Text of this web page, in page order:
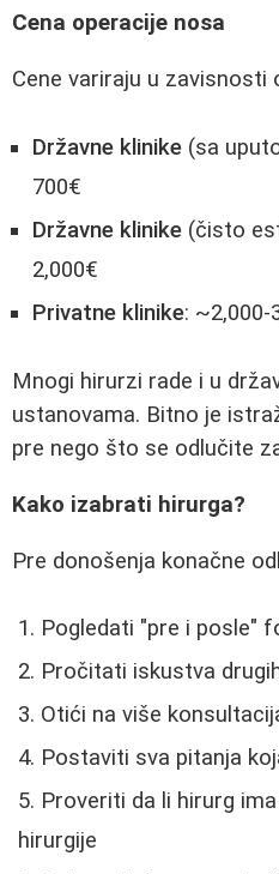
Cena operacije nosa
Cene variraju u zavisnosti
Državne klinike (sa
700€
Državne klinike (čisto
2,000€
Privatne klinike: ~2,000-
Mnogi hirurzi rade i u
ustanovama. Bitno je
pre nego što se odlučite
Kako izabrati hirurga?
Pre donošenja konačne
Pogledati "pre i posle"
Pročitati iskustva
Otići na više
Postaviti sva pitanja
Proveriti da li hirurg
hirurgije